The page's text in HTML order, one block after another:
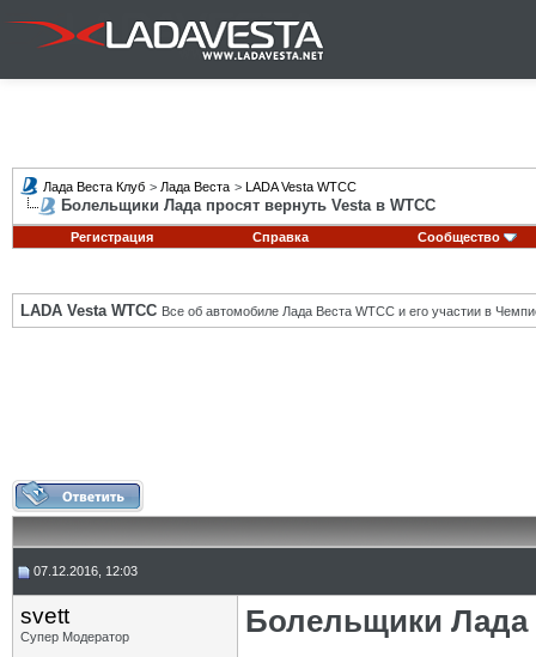
Лада Веста Клуб > Лада Веста > LADA Vesta WTCC
Болельщики Лада просят вернуть Vesta в WTCC
Регистрация Справка Сообщество
LADA Vesta WTCC Все об автомобиле Лада Веста WTCC и его участии в
07.12.2016, 12:03
svett
Супер Модератор
Болельщики Лада